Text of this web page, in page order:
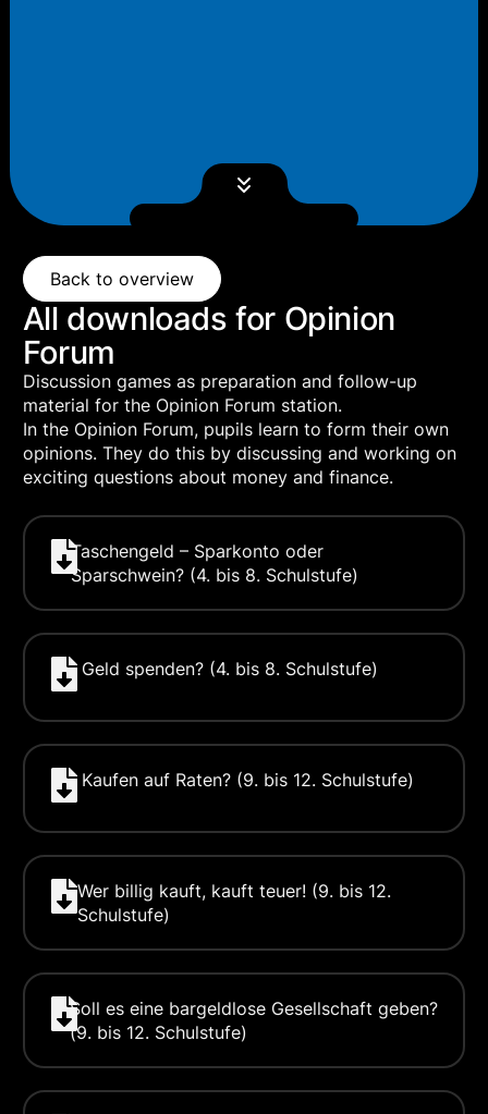
Back to overview
All downloads for Opinion
Forum
Discussion games as preparation and follow-up
material for the Opinion Forum station.
In the Opinion Forum, pupils learn to form their own
opinions. They do this by discussing and working on
exciting questions about money and finance.
Taschengeld – Sparkonto oder
Sparschwein? (4. bis 8. Schulstufe)
Geld spenden? (4. bis 8. Schulstufe)
Kaufen auf Raten? (9. bis 12. Schulstufe)
Wer billig kauft, kauft teuer! (9. bis 12.
Schulstufe)
Soll es eine bargeldlose Gesellschaft geben?
(9. bis 12. Schulstufe)